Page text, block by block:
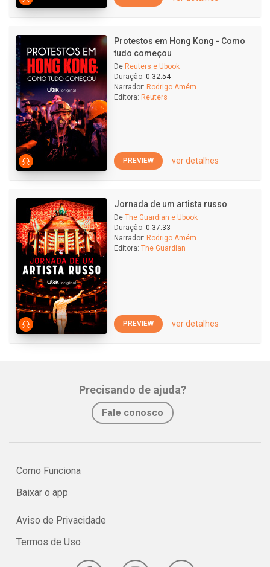
Protestos em Hong Kong - Como
tudo começou
De Reuters e Ubook
Duração: 0:32:54
Narrador: Rodrigo Amém
Editora: Reuters
PREVIEW ver detalhes
Jornada de um artista russo
De The Guardian e Ubook
Duração: 0:37:33
Narrador: Rodrigo Amém
Editora: The Guardian
PREVIEW ver detalhes
Precisando de ajuda?
Fale conosco
Como Funciona
Baixar o app
Aviso de Privacidade
Termos de Uso